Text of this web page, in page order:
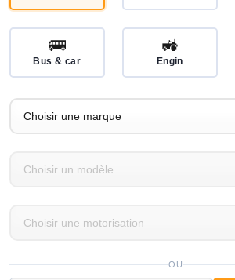
🚌
Bus & car
🚜
Engin
OU